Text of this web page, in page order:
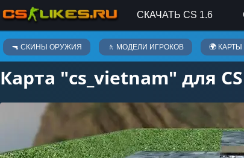
СКАЧАТЬ CS 1.6
🔫 СКИНЫ ОРУЖИЯ 🚶 МОДЕЛИ ИГРОКОВ 🌍 КАРТЫ
Карты
Карта "cs_vietnam" для